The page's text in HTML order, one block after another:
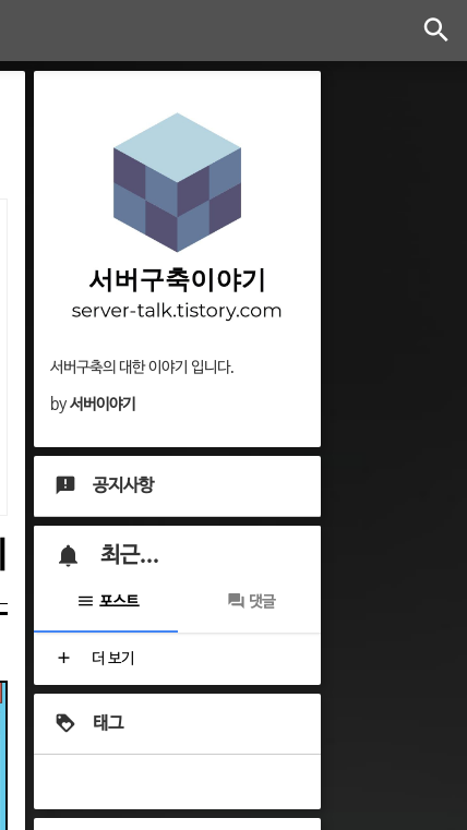
서버구축의 대한 이야기 입니다.
by서버이야기
공지사항
최근...
포스트 댓글
더 보기
태그